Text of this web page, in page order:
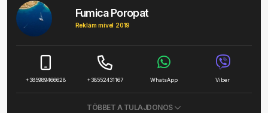
Fumica Poropat
Reklám mivel 2019
+385989466628 +38552431167 WhatsApp Viber
TÖBBET A TULAJDONOS